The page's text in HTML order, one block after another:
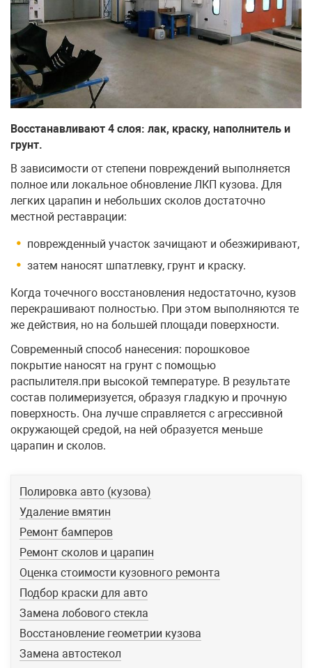
Полировка авто (кузова)
Удаление вмятин
Ремонт бамперов
Ремонт сколов и царапин
Оценка стоимости кузовного ремонта
Подбор краски для авто
Замена лобового стекла
Восстановление геометрии кузова
Замена автостекол
Восстанавливают 4 слоя: лак, краску, наполнитель и
грунт.
В зависимости от степени повреждений выполняется
полное или локальное обновление ЛКП кузова. Для
легких царапин и небольших сколов достаточно
местной реставрации:
поврежденный участок зачищают и обезжиривают,
затем наносят шпатлевку, грунт и краску.
Когда точечного восстановления недостаточно, кузов
перекрашивают полностью. При этом выполняются те
же действия, но на большей площади поверхности.
Cовременный способ нанесения: порошковое
покрытие наносят на грунт с помощью
распылителя.при высокой температуре. В результате
состав полимеризуется, образуя гладкую и прочную
поверхность. Она лучше справляется с агрессивной
окружающей средой, на ней образуется меньше
царапин и сколов.